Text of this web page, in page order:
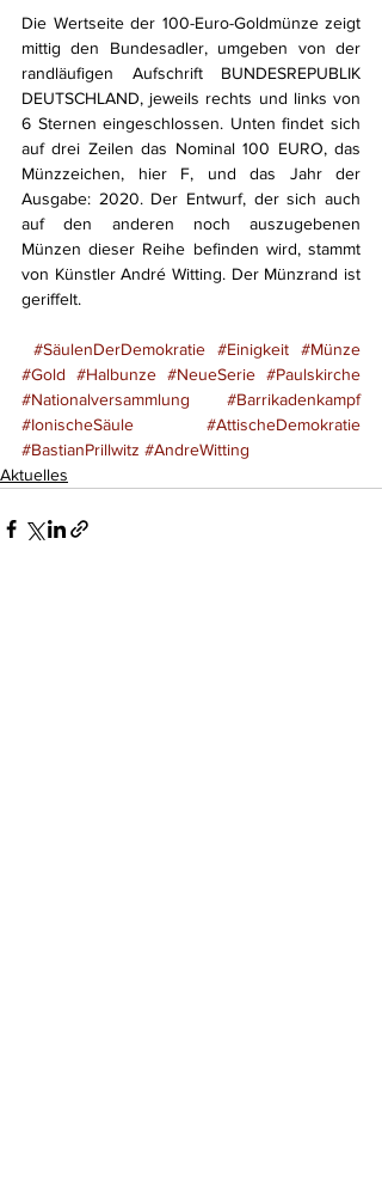
Die Wertseite der 100-Euro-Goldmünze zeigt
mittig den Bundesadler, umgeben von der
randläufigen Aufschrift BUNDESREPUBLIK
DEUTSCHLAND, jeweils rechts und links von
6 Sternen eingeschlossen. Unten findet sich
auf drei Zeilen das Nominal 100 EURO, das
Münzzeichen, hier F, und das Jahr der
Ausgabe: 2020. Der Entwurf, der sich auch
auf den anderen noch auszugebenen
Münzen dieser Reihe befinden wird, stammt
von Künstler André Witting. Der Münzrand ist
geriffelt.
#SäulenDerDemokratie #Einigkeit
#Münze
#Gold
#Halbunze #NeueSerie #Paulskirche
#Nationalversammlung
#Barrikadenkampf
#IonischeSäule
#AttischeDemokratie
#BastianPrillwitz #AndreWitting
Aktuelles